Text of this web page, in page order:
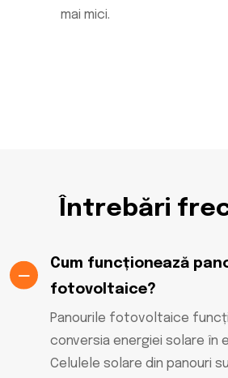
mai mici.
Întrebări
Cum funcționează
fotovoltaice?
Panourile fotovoltaice
conversia energiei solare în
Celulele solare din panouri